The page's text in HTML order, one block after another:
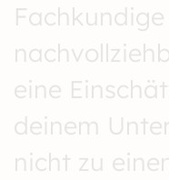
eine
deinem
nicht zu